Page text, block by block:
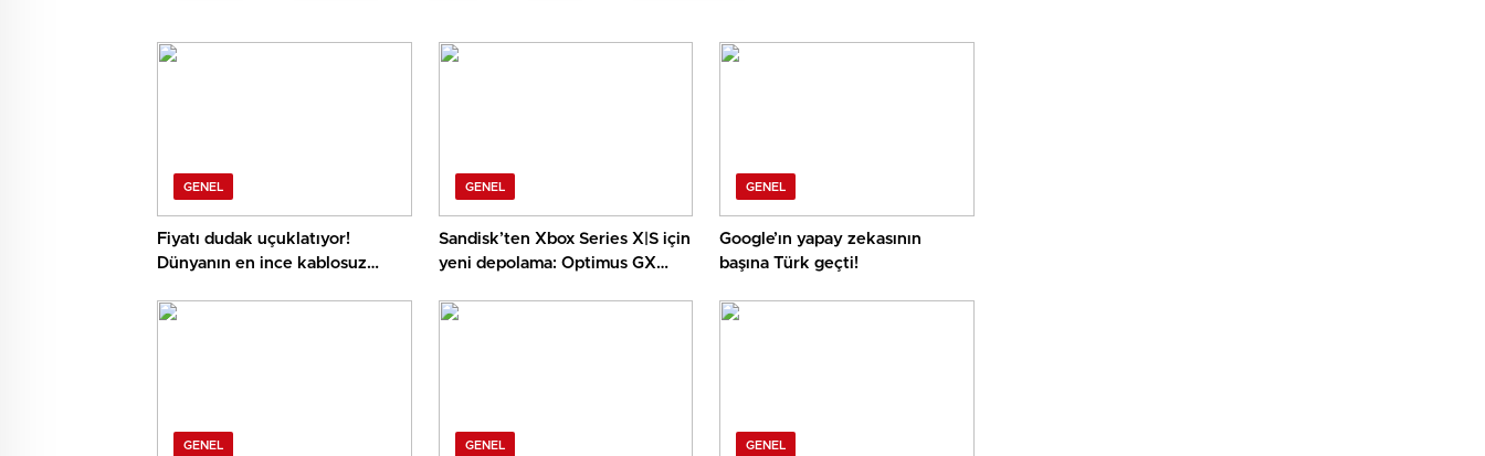
GENEL
Fiyatı dudak uçuklatıyor!
Dünyanın en ince kablosuz
GENEL
Sandisk’ten Xbox Series X|S için
yeni depolama: Optimus GX
GENEL
Google’ın yapay zekasının
başına Türk geçti!
GENEL GENEL GENEL